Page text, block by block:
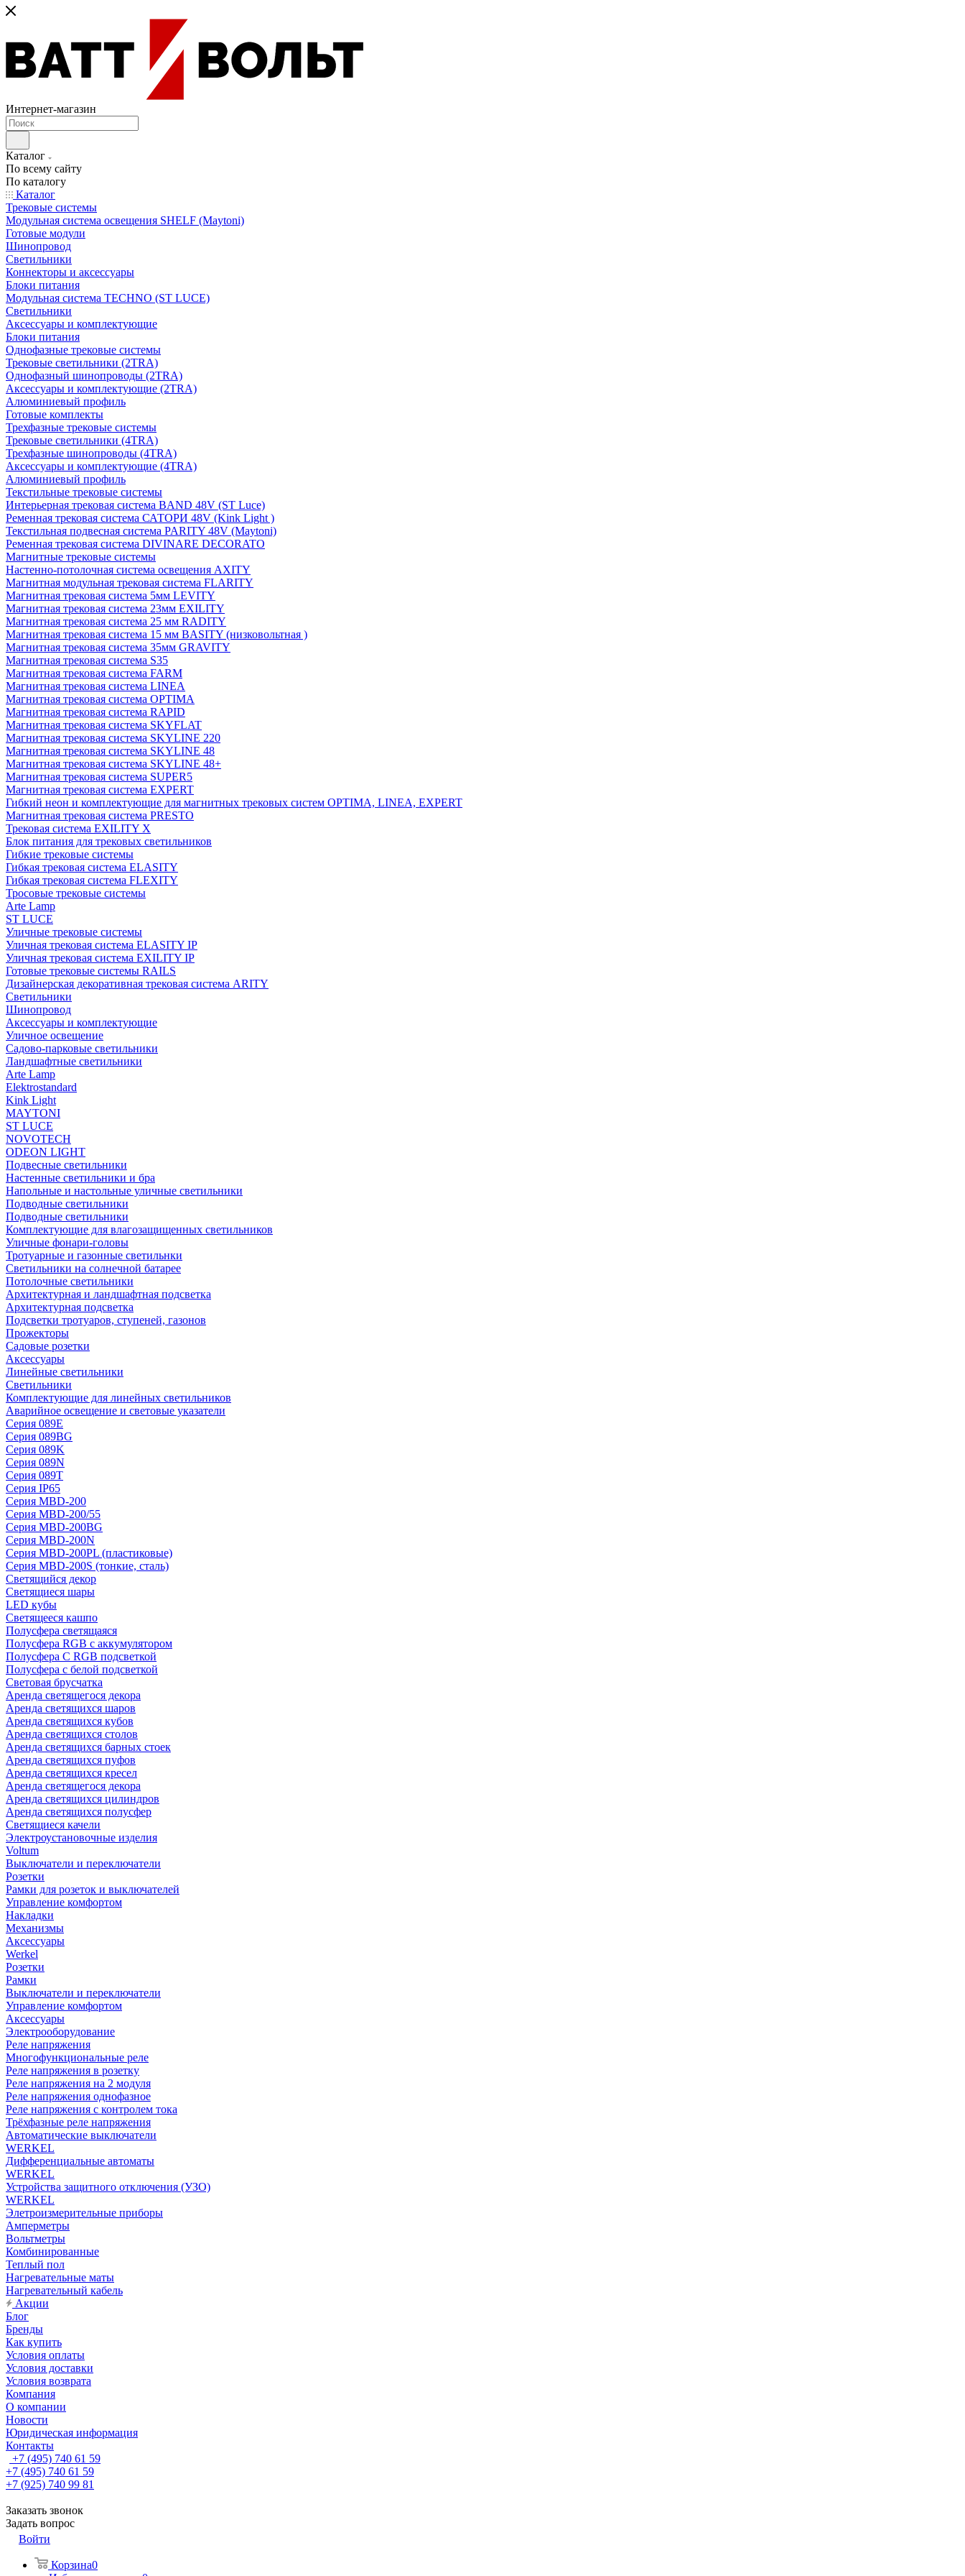
Интернет-магазин
Каталог
По всему сайту
По каталогу
Каталог
Трековые системы
Модульная система освещения SHELF (Maytoni)
Готовые модули
Шинопровод
Светильники
Коннекторы и аксессуары
Блоки питания
Модульная система TECHNO (ST LUCE)
Светильники
Аксессуары и комплектующие
Блоки питания
Однофазные трековые системы
Трековые светильники (2TRA)
Однофазный шинопроводы (2TRA)
Аксессуары и комплектующие (2TRA)
Алюминиевый профиль
Готовые комплекты
Трехфазные трековые системы
Трековые светильники (4TRA)
Трехфазные шинопроводы (4TRA)
Аксессуары и комплектующие (4TRA)
Алюминиевый профиль
Текстильные трековые системы
Интерьерная трековая система BAND 48V (ST Luce)
Ременная трековая система САТОРИ 48V (Kink Light )
Текстильная подвесная система PARITY 48V (Maytoni)
Ременная трековая система DIVINARE DECORATO
Магнитные трековые системы
Настенно-потолочная система освещения AXITY
Магнитная модульная трековая система FLARITY
Магнитная трековая система 5мм LEVITY
Магнитная трековая система 23мм EXILITY
Магнитная трековая система 25 мм RADITY
Магнитная трековая система 15 мм BASITY (низковольтная )
Магнитная трековая система 35мм GRAVITY
Магнитная трековая система S35
Магнитная трековая система FARM
Магнитная трековая система LINEA
Магнитная трековая система OPTIMA
Магнитная трековая система RAPID
Магнитная трековая система SKYFLAT
Магнитная трековая система SKYLINE 220
Магнитная трековая система SKYLINE 48
Магнитная трековая система SKYLINE 48+
Магнитная трековая система SUPER5
Магнитная трековая система EXPERT
Гибкий неон и комплектующие для магнитных трековых систем OPTIMA, LINEA, EXPERT
Магнитная трековая система PRESTO
Трековая система EXILITY X
Блок питания для трековых светильников
Гибкие трековые системы
Гибкая трековая система ELASITY
Гибкая трековая система FLEXITY
Тросовые трековые системы
Arte Lamp
ST LUCE
Уличные трековые системы
Уличная трековая система ELASITY IP
Уличная трековая система EXILITY IP
Готовые трековые системы RAILS
Дизайнерская декоративная трековая система ARITY
Светильники
Шинопровод
Аксессуары и комплектующие
Уличное освещение
Садово-парковые светильники
Ландшафтные светильники
Arte Lamp
Elektrostandard
Kink Light
MAYTONI
ST LUCE
NOVOTECH
ODEON LIGHT
Подвесные светильники
Настенные светильники и бра
Напольные и настольные уличные светильники
Подводные светильники
Подводные светильники
Комплектующие для влагозащищенных светильников
Уличные фонари-головы
Тротуарные и газонные светильнки
Светильники на солнечной батарее
Потолочные светильники
Архитектурная и ландшафтная подсветка
Архитектурная подсветка
Подсветки тротуаров, ступеней, газонов
Прожекторы
Садовые розетки
Аксессуары
Линейные светильники
Светильники
Комплектующие для линейных светильников
Аварийное освещение и световые указатели
Серия 089E
Серия 089BG
Серия 089K
Серия 089N
Серия 089T
Серия IP65
Серия MBD-200
Серия MBD-200/55
Серия MBD-200BG
Серия MBD-200N
Серия MBD-200PL (пластиковые)
Серия MBD-200S (тонкие, сталь)
Светящийся декор
Светящиеся шары
LED кубы
Светящееся кашпо
Полусфера светящаяся
Полусфера RGB с аккумулятором
Полусфера С RGB подсветкой
Полусфера с белой подсветкой
Световая брусчатка
Аренда светящегося декора
Аренда светящихся шаров
Аренда светящихся кубов
Аренда светящихся столов
Аренда светящихся барных стоек
Аренда светящихся пуфов
Аренда светящихся кресел
Аренда светящегося декора
Аренда светящихся цилиндров
Аренда светящихся полусфер
Светящиеся качели
Электроустановочные изделия
Voltum
Выключатели и переключатели
Розетки
Рамки для розеток и выключателей
Управление комфортом
Накладки
Механизмы
Аксессуары
Werkel
Розетки
Рамки
Выключатели и переключатели
Управление комфортом
Аксессуары
Электрооборудование
Реле напряжения
Многофункциональные реле
Реле напряжения в розетку
Реле напряжения на 2 модуля
Реле напряжения однофазное
Реле напряжения с контролем тока
Трёхфазные реле напряжения
Автоматические выключатели
WERKEL
Дифференциальные автоматы
WERKEL
Устройства защитного отключения (УЗО)
WERKEL
Элетроизмерительные приборы
Амперметры
Вольтметры
Комбинированные
Теплый пол
Нагревательные маты
Нагревательный кабель
Акции
Блог
Бренды
Как купить
Условия оплаты
Условия доставки
Условия возврата
Компания
О компании
Новости
Юридическая информация
Контакты
+7 (495) 740 61 59
+7 (495) 740 61 59
+7 (925) 740 99 81
Заказать звонок
Задать вопрос
Войти
Корзина0